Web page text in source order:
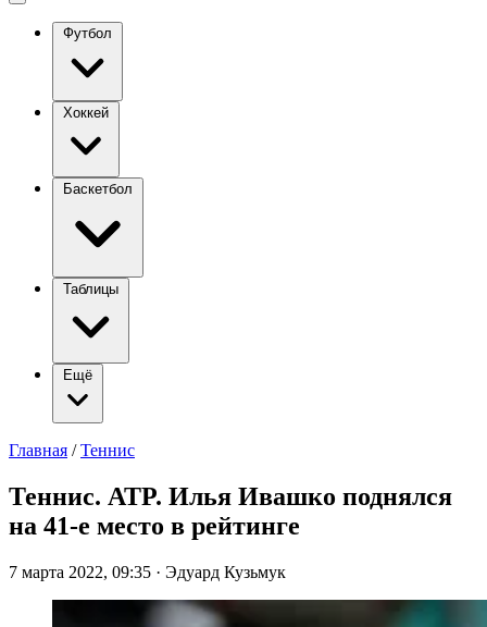
Футбол
Хоккей
Баскетбол
Таблицы
Ещё
Главная / Теннис
Теннис. ATP. Илья Ивашко поднялся
на 41-е место в рейтинге
7 марта 2022, 09:35 · Эдуард Кузьмук